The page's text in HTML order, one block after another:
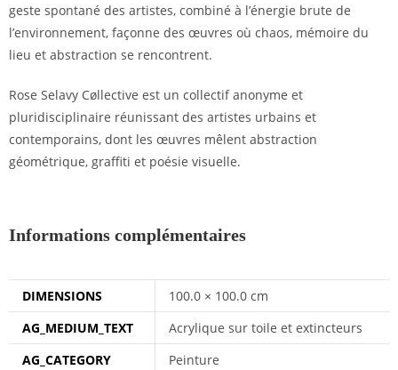
geste spontané des artistes, combiné à l’énergie brute de
l’environnement, façonne des œuvres où chaos, mémoire du
lieu et abstraction se rencontrent.
Rose Selavy Cøllective est un collectif anonyme et
pluridisciplinaire réunissant des artistes urbains et
contemporains, dont les œuvres mêlent abstraction
géométrique, graffiti et poésie visuelle.
Informations complémentaires
DIMENSIONS
100.0 × 100.0 cm
AG_MEDIUM_TEXT
Acrylique sur toile et extincteurs
AG_CATEGORY
Peinture